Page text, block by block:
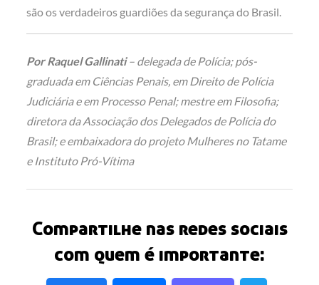
são os verdadeiros guardiões da segurança do Brasil.
Por Raquel Gallinati– delegada de Polícia; pós-
graduada em Ciências Penais, em Direito de Polícia
Judiciária e em Processo Penal; mestre em Filosofia;
diretora da Associação dos Delegados de Polícia do
Brasil; e embaixadora do projeto Mulheres no Tatame
e Instituto Pró-Vítima
Compartilhe nas redes sociais
com quem é importante: